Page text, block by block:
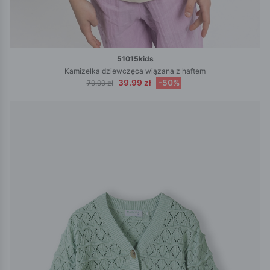
51015kids
Kamizelka dziewczęca wiązana z haftem
79.99 zł
39.99 zł -50%